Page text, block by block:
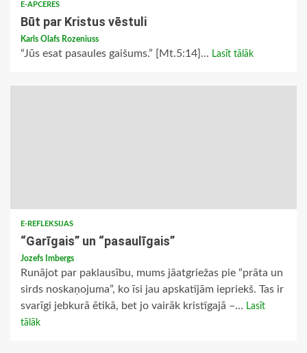
E-APCERES
Būt par Kristus vēstuli
Karls Olafs Rozeniuss
“Jūs esat pasaules gaišums.” [Mt.5:14]... Lasīt tālāk
E-REFLEKSIJAS
“Garīgais” un “pasaulīgais”
Jozefs Imbergs
Runājot par paklausību, mums jāatgriežas pie “prāta un
sirds noskaņojuma”, ko īsi jau apskatījām iepriekš. Tas ir
svarīgi jebkurā ētikā, bet jo vairāk kristīgajā –... Lasīt
tālāk